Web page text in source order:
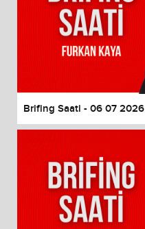
Brifing Saati - 06 07 2026